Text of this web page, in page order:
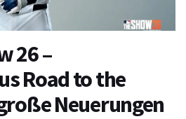
26 –
Road to the
Neuerungen